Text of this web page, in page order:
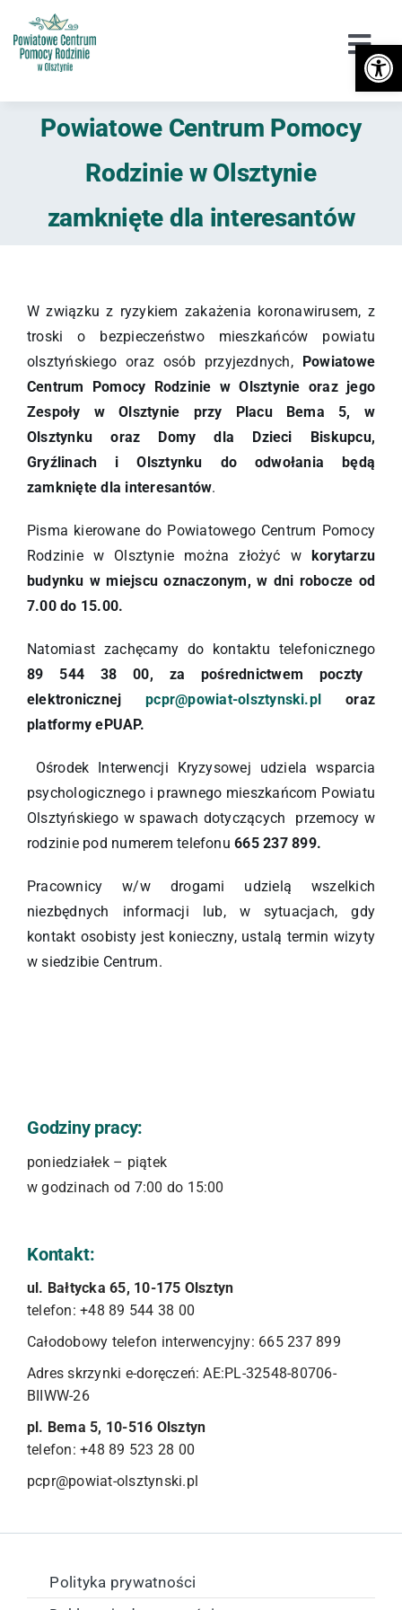
do
zawartości
Orzekanie o Niepełnosprawności
Przeciwdziałanie przemocy
Wsparcie
Powiatowe Centrum Pomocy
Rodzinie w Olsztynie
zamknięte dla interesantów
W związku z ryzykiem zakażenia koronawirusem, z
troski o bezpieczeństwo mieszkańców powiatu
olsztyńskiego oraz osób przyjezdnych, Powiatowe
Centrum Pomocy Rodzinie w Olsztynie oraz jego
Zespoły w Olsztynie przy Placu Bema 5, w
Olsztynku oraz Domy dla Dzieci Biskupcu,
Gryźlinach i Olsztynku do odwołania będą
zamknięte dla interesantów.
Pisma kierowane do Powiatowego Centrum Pomocy
Rodzinie w Olsztynie można złożyć wkorytarzu
budynku w miejscu oznaczonym, w dni robocze od
7.00 do 15.00.
Natomiast zachęcamy do kontaktu telefonicznego
89 544 38 00, za pośrednictwem poczty
elektronicznejpcpr@powiat-olsztynski.pl oraz
platformy ePUAP.
Ośrodek Interwencji Kryzysowej udziela wsparcia
psychologicznego i prawnego mieszkańcom Powiatu
Olsztyńskiego w spawach dotyczących przemocy w
rodzinie pod numerem telefonu665 237 899.
Pracownicy w/w drogami udzielą wszelkich
niezbędnych informacji lub, w sytuacjach, gdy
kontakt osobisty jest konieczny, ustalą termin wizyty
w siedzibie Centrum.
Godziny pracy:
poniedziałek – piątek
w godzinach od 7:00 do 15:00
Kontakt:
ul. Bałtycka 65, 10-175 Olsztyn
telefon: +48 89 544 38 00
Całodobowy telefon interwencyjny: 665 237 899
Adres skrzynki e-doręczeń: AE:PL-32548-80706-
BIIWW-26
pl. Bema 5, 10-516 Olsztyn
telefon: +48 89 523 28 00
pcpr@powiat-olsztynski.pl
Polityka prywatności